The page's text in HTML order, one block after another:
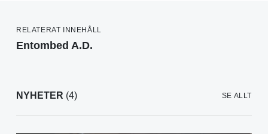
RELATERAT INNEHÅLL
Entombed A.D.
NYHETER (4) SE ALLT